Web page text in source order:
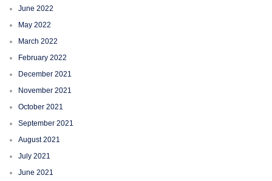
June 2022
May 2022
March 2022
February 2022
December 2021
November 2021
October 2021
September 2021
August 2021
July 2021
June 2021